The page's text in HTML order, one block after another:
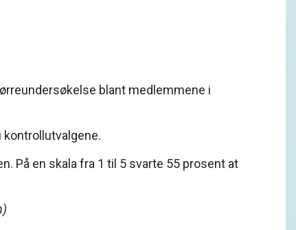
blant medlemmene i
kontrollutvalgene.
På en skala fra 1 til 5 svarte 55 prosent at